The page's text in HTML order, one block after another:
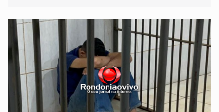
moderno